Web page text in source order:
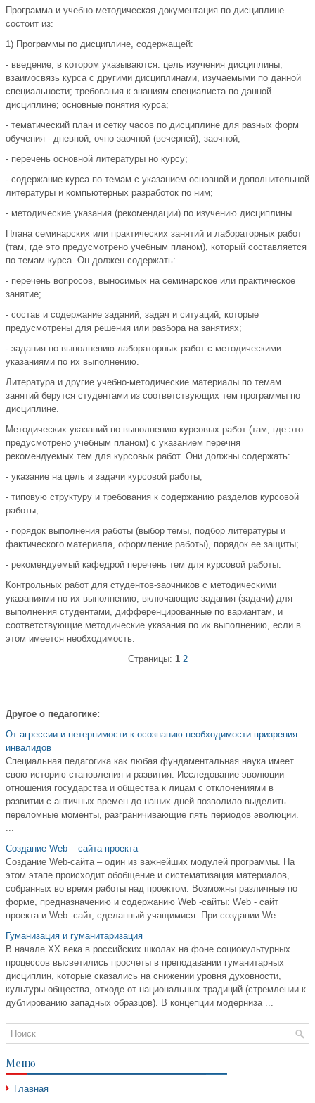
Программа и учебно-методическая документация по дисциплине
состоит из:
1) Программы по дисциплине, содержащей:
- введение, в котором указываются: цель изучения дисциплины;
взаимосвязь курса с другими дисциплинами, изучаемыми по данной
специальности; требования к знаниям специалиста по данной
дисциплине; основные понятия курса;
- тематический план и сетку часов по дисциплине для разных форм
обучения - дневной, очно-заочной (вечерней), заочной;
- перечень основной литературы но курсу;
- содержание курса по темам с указанием основной и дополнительной
литературы и компьютерных разработок по ним;
- методические указания (рекомендации) по изучению дисциплины.
Плана семинарских или практических занятий и лабораторных работ
(там, где это предусмотрено учебным планом), который составляется
по темам курса. Он должен содержать:
- перечень вопросов, выносимых на семинарское или практическое
занятие;
- состав и содержание заданий, задач и ситуаций, которые
предусмотрены для решения или разбора на занятиях;
- задания по выполнению лабораторных работ с методическими
указаниями по их выполнению.
Литература и другие учебно-методические материалы по темам
занятий берутся студентами из соответствующих тем программы по
дисциплине.
Методических указаний по выполнению курсовых работ (там, где это
предусмотрено учебным планом) с указанием перечня
рекомендуемых тем для курсовых работ. Они должны содержать:
- указание на цель и задачи курсовой работы;
- типовую структуру и требования к содержанию разделов курсовой
работы;
- порядок выполнения работы (выбор темы, подбор литературы и
фактического материала, оформление работы), порядок ее защиты;
- рекомендуемый кафедрой перечень тем для курсовой работы.
Контрольных работ для студентов-заочников с методическими
указаниями по их выполнению, включающие задания (задачи) для
выполнения студентами, дифференцированные по вариантам, и
соответствующие методические указания по их выполнению, если в
этом имеется необходимость.
Страницы: 1 2
Другое о педагогике:
От агрессии и нетерпимости к осознанию необходимости призрения
инвалидов
Специальная педагогика как любая фундаментальная наука имеет
свою историю становления и развития. Исследование эволюции
отношения государства и общества к лицам с отклонениями в
развитии с античных времен до наших дней позволило выделить
переломные моменты, разграничивающие пять периодов эволюции.
...
Создание Web – сайта проекта
Создание Web-сайта – один из важнейших модулей программы. На
этом этапе происходит обобщение и систематизация материалов,
собранных во время работы над проектом. Возможны различные по
форме, предназначению и содержанию Web -сайты: Web - сайт
проекта и Web -сайт, сделанный учащимися. При создании We ...
Гуманизация и гуманитаризация
В начале XX века в российских школах на фоне социокультурных
процессов высветились просчеты в преподавании гуманитарных
дисциплин, которые сказались на снижении уровня духовности,
культуры общества, отходе от национальных традиций (стремлении к
дублированию западных образцов). В концепции модерниза ...
Меню
Главная